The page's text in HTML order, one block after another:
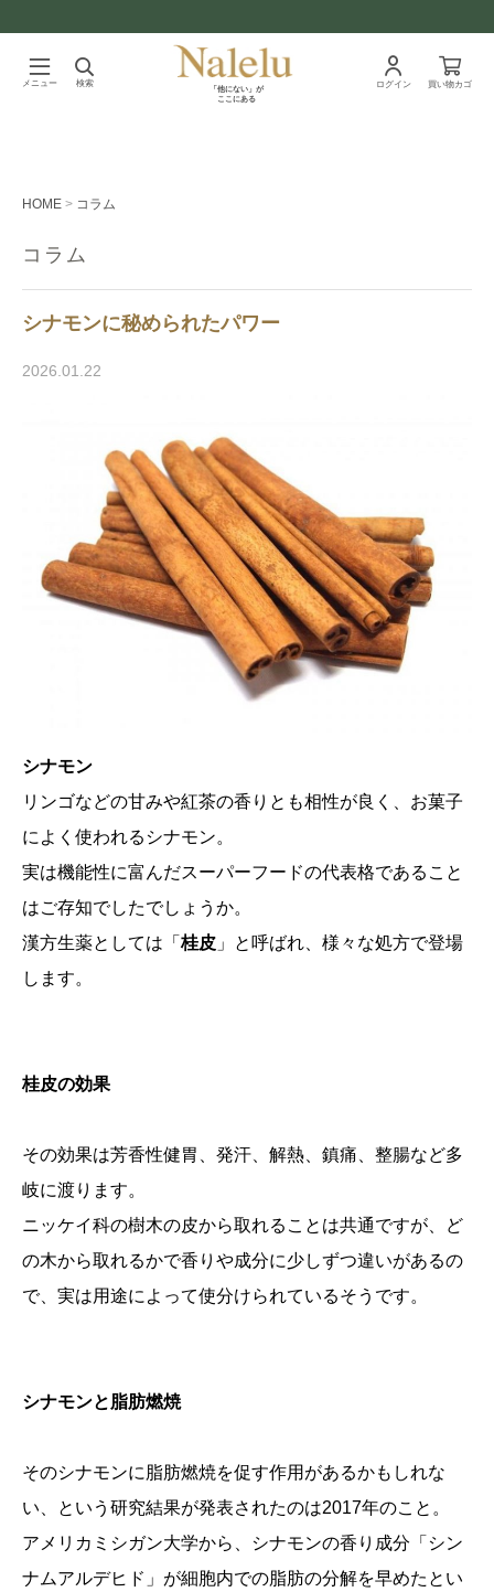
メニュー 検索
「他にない」が
ここにある
ログイン 買い物カゴ
HOME コラム
コラム
シナモンに秘められたパワー
2026.01.22
シナモン
リンゴなどの甘みや紅茶の香りとも相性が良く、お菓子
によく使われるシナモン。
実は機能性に富んだスーパーフードの代表格であること
はご存知でしたでしょうか。
漢方生薬としては「 桂皮 」と呼ばれ、様々な処方で登場
します。
桂皮の効果
その効果は芳香性健胃、発汗、解熱、鎮痛、整腸など多
岐に渡ります。
ニッケイ科の樹木の皮から取れることは共通ですが、ど
の木から取れるかで香りや成分に少しずつ違いがあるの
で、実は用途によって使分けられているそうです。
シナモンと脂肪燃焼
そのシナモンに脂肪燃焼を促す作用があるかもしれな
い、という研究結果が発表されたのは2017年のこと。
アメリカミシガン大学から、シナモンの香り成分「シン
ナムアルデヒド」が細胞内での脂肪の分解を早めたとい